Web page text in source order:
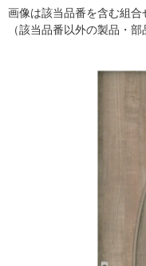
画像は該当品番を含む組合
（該当品番以外の製品・